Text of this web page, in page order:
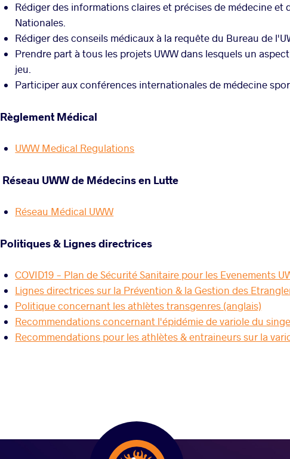
Rédiger des informations claires et précises de médecine
Nationales.
Rédiger des conseils médicaux à la requête du Bureau de
Prendre part à tous les projets UWW dans lesquels un
jeu.
Participer aux conférences internationales de médecine
Règlement Médical
UWW Medical Regulations
Réseau UWW de Médecins en Lutte
Réseau Médical UWW
Politiques & Lignes directrices
COVID19 - Plan de Sécurité Sanitaire pour les Evenements
Lignes directrices sur la Prévention & la Gestion des
Politique concernant les athlètes transgenres (anglais)
Recommendations concernant l'épidémie de variole du singe
Recommendations pour les athlètes & entraineurs sur la